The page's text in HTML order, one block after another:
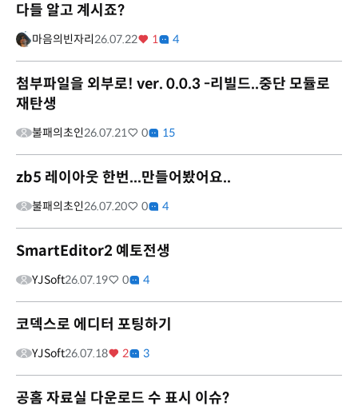
다들 알고 계시죠?
마음의빈자리26.07.22 1 4
첨부파일을 외부로! ver. 0.0.3 -리빌드..중단 모듈로
재탄생
불패의초인26.07.21 0 15
zb5 레이아웃 한번...만들어봤어요..
불패의초인26.07.20 0 4
SmartEditor2 예토전생
YJSoft26.07.19 0 4
코덱스로 에디터 포팅하기
YJSoft26.07.18 2 3
공홈 자료실 다운로드 수 표시 이슈?